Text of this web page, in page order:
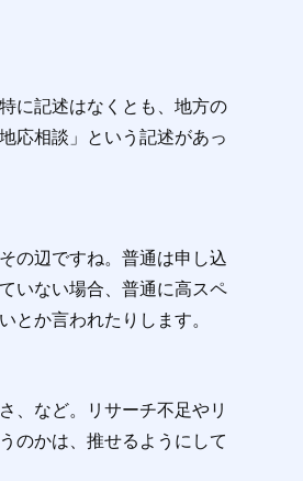
に記述はなくとも、地方の
応相談」という記述があっ
の辺ですね。普通は申し込
いない場合、普通に高スペ
とか言われたりします。
、など。リサーチ不足やリ
のかは、推せるようにして